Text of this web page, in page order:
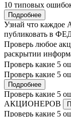
10 типовых
Подробнее
Узнай что
публиковать в
Проверь любое
раскрытии
Проверь какие 5
Проверь какие 5
Подробнее
Проверь какие 5
АКЦИОНЕРОВ
Проверь какие 5